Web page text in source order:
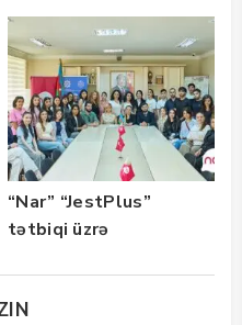
istifadəyə verildi
“Nar” “JestPlus”
tətbiqi üzrə